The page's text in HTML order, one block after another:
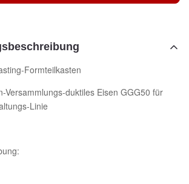
Formteilkasten
Versammlungs-duktiles Eisen GGG50 für
Linie